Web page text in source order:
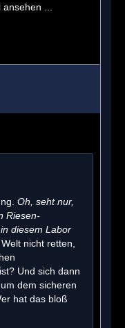
ansehen ...
Oh, seht nur,
Riesen-
diesem Labor
nicht retten,
Und sich dann
dem sicheren
hat das bloß